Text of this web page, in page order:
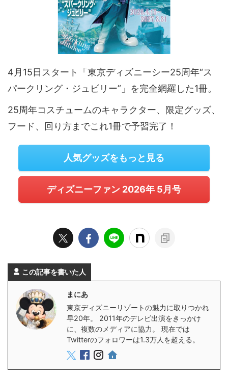
4月15日スタート「東京ディズニーシー25周年“ス
パークリング・ジュビリー”」を完全網羅した1冊。
25周年コスチュームのキャラクター、限定グッズ、
フード、回り方までこれ1冊で予習完了！
人気グッズをもっと見る
ディズニーファン 2026年 5月号
この記事を書いた人
まにあ
東京ディズニーリゾートの魅力に取りつかれ
早20年。 2011年のデレビ出演をきっかけ
に、複数のメディアに協力。 現在では
Twitterのフォロワーは1.3万人を超える。